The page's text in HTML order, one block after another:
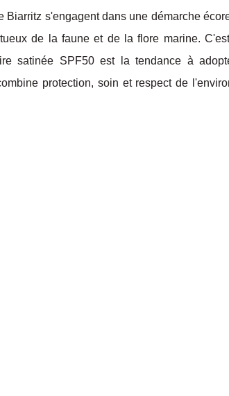
s'engagent dans une démarche
de la faune et de la flore marine.
satinée SPF50 est la tendance à
protection, soin et respect de